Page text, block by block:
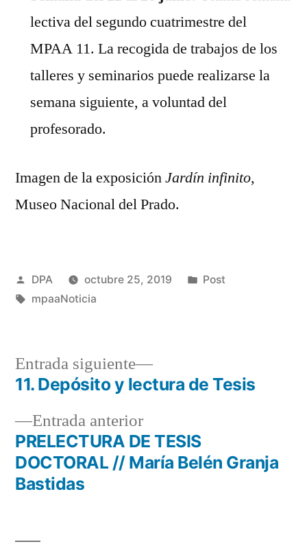
lectiva del segundo cuatrimestre del
MPAA 11. La recogida de trabajos de los
talleres y seminarios puede realizarse la
semana siguiente, a voluntad del
profesorado.
Imagen de la exposiciónJardín infinito,
Museo Nacional del Prado.
Publicado
por
DPA octubre 25, 2019
Publicado
Post
Etiquetas:
mpaaNoticia
Navegación
de
entradas
Entrada anteriorEntrada
anterior:
PRELECTURA DE TESIS
DOCTORAL // María Belén Granja
Bastidas
Entrada siguiente
Entrada
siguiente:
11. Depósito y lectura de Tesis